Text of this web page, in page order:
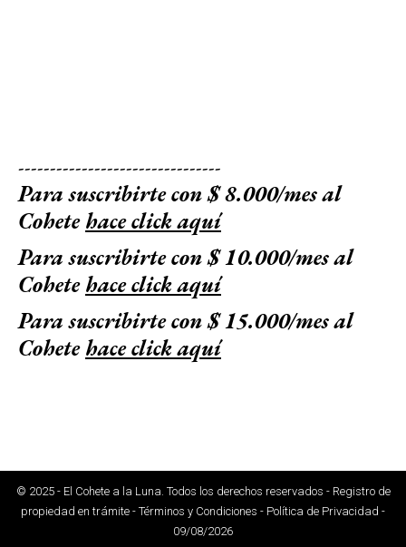
--------------------------------
Para suscribirte con $ 8.000/mes al
Cohetehace click aquí
Para suscribirte con $ 10.000/mes al
Cohetehace click aquí
Para suscribirte con $ 15.000/mes al
Cohetehace click aquí
© 2025 - El Cohete a la Luna. Todos los derechos reservados - Registro de
propiedad en trámite - Términos y Condiciones - Política de Privacidad -
09/08/2026